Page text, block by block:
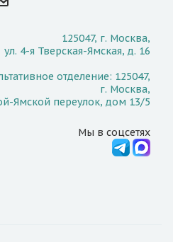
125047, г. Москва,
ул. 4-я Тверская-Ямская, д. 16
отделение: 125047,
г. Москва,
Ямской переулок, дом 13/5
Мы в соцсетях